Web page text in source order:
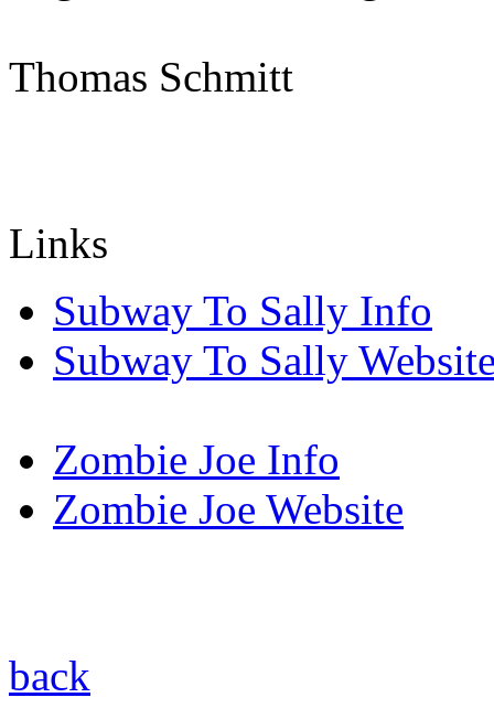
Thomas Schmitt
Links
Subway To Sally Info
Subway To Sally
Zombie Joe Info
Zombie Joe Website
back